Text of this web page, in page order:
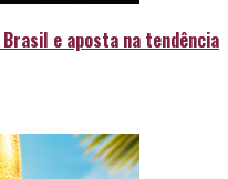
e aposta na tendência